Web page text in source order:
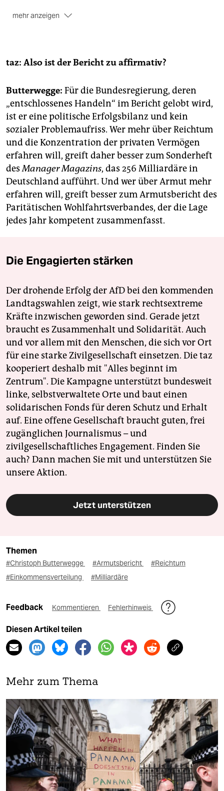
mehr anzeigen
zwar in allen Einkommensschichten, aber bei
Geringverdiener stärker.
Bei Vermögen habe sich die Ungleichheit verringert,
sie sei aber größer als bei den Einkommen, heißt es
im Bericht. „Die zehn Prozent vermögendsten
Haushalte besitzen 54 Prozent des gesamten
Nettovermögens. 2010/11 waren es noch 59 Prozent.
Die Haushalte in der unteren Hälfte der Verteilung
besaßen dagegen nur etwa 3 Prozent des
Gesamtvermögens.“
Eine Befragung ergab laut Bericht, dass viele
Menschen subjektiv das Ausmaß von Armut und
Reichtum höher einschätzen als dies nach üblichen
von etwa 1.300 Euro monatlich, Einkommensreichtum
etwa 4.300 Euro, wie es im Bericht heißt .
taz: Also ist der Bericht zu affirmativ?
Butterwegge: Für die Bundesregierung, deren
„entschlossenes Handeln“ im Bericht gelobt wird,
ist er eine politische Erfolgsbilanz und kein
sozialer Problemaufriss. Wer mehr über Reichtum
und die Konzentration der privaten Vermögen
erfahren will, greift daher besser zum Sonderheft
desManager Magazins, das 256 Milliardäre in
Deutschland aufführt. Und wer über Armut mehr
erfahren will, greift besser zum Armutsbericht des
Paritätischen Wohlfahrtsverbandes, der die Lage
jedes Jahr kompetent zusammenfasst.
Die Engagierten stärken
Der drohende Erfolg der AfD bei den kommenden
Landtagswahlen zeigt, wie stark rechtsextreme
Kräfte inzwischen geworden sind. Gerade jetzt
braucht es Zusammenhalt und Solidarität. Auch
und vor allem mit den Menschen, die sich vor Ort
für eine starke Zivilgesellschaft einsetzen. Die taz
kooperiert deshalb mit "Alles beginnt im
Zentrum". Die Kampagne unterstützt bundesweit
linke, selbstverwaltete Orte und baut einen
solidarischen Fonds für deren Schutz und Erhalt
auf. Eine offene Gesellschaft braucht guten, frei
zugänglichen Journalismus – und
zivilgesellschaftliches Engagement. Finden Sie
auch? Dann machen Sie mit und unterstützen Sie
unsere Aktion.
Jetzt unterstützen
Themen
#Christoph Butterwegge #Armutsbericht
#Reichtum
#Einkommensverteilung
#Milliardäre
Feedback Kommentieren Fehlerhinweis
Diesen Artikel teilen
Mehr zum Thema